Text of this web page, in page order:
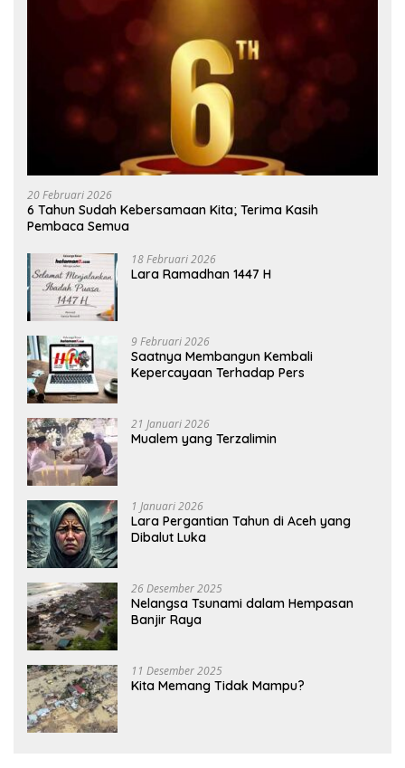
20 Februari 2026
6 Tahun Sudah Kebersamaan Kita; Terima Kasih
Pembaca Semua
18 Februari 2026
Lara Ramadhan 1447 H
9 Februari 2026
Saatnya Membangun Kembali
Kepercayaan Terhadap Pers
21 Januari 2026
Mualem yang Terzalimin
1 Januari 2026
Lara Pergantian Tahun di Aceh yang
Dibalut Luka
26 Desember 2025
Nelangsa Tsunami dalam Hempasan
Banjir Raya
11 Desember 2025
Kita Memang Tidak Mampu?